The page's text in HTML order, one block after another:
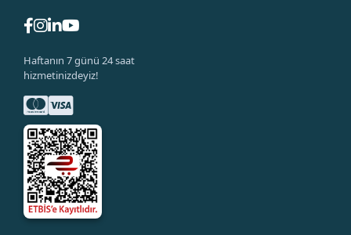
Haftanın 7 günü 24 saat
hizmetinizdeyiz!